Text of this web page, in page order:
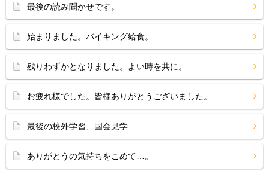
最後の読み聞かせです。
始まりました。バイキング給食。
残りわずかとなりました。よい時を共に。
お疲れ様でした。皆様ありがとうございました。
最後の校外学習、国会見学
ありがとうの気持ちをこめて…。